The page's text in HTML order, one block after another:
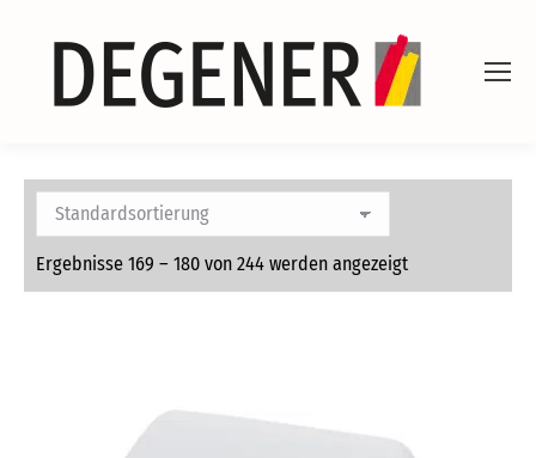
Ergebnisse 169 – 180 von 244 werden angezeigt